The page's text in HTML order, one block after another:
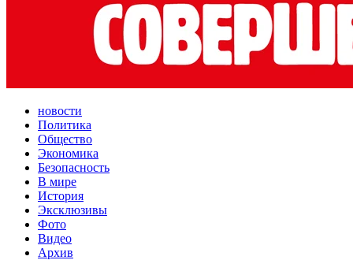
новости
Политика
Общество
Экономика
Безопасность
В мире
История
Эксклюзивы
Фото
Видео
Архив